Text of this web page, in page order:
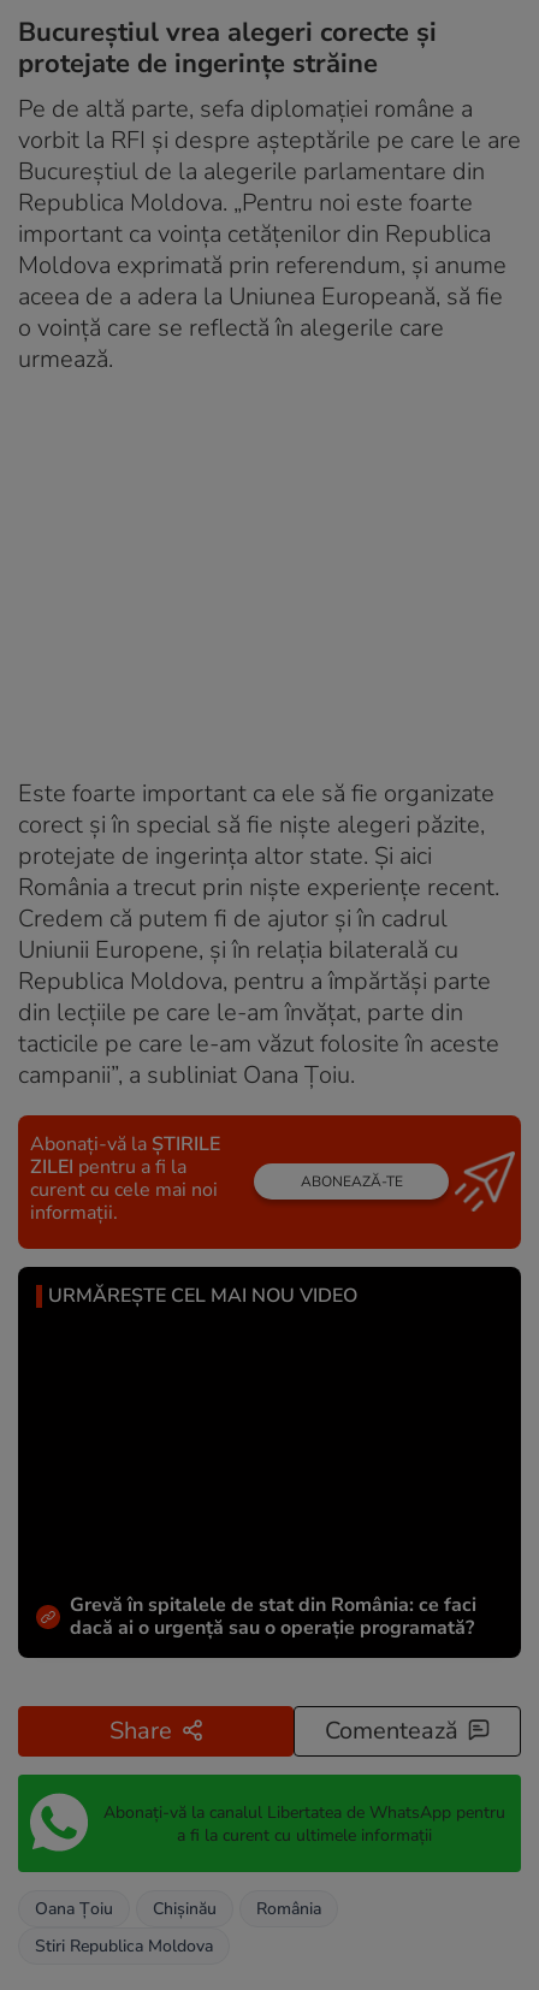
Bucureștiul vrea alegeri corecte și
protejate de ingerințe străine
Pe de altă parte, sefa diplomaţiei române a
vorbit la RFI şi despre aşteptările pe care le are
Bucureștiul de la alegerile parlamentare din
Republica Moldova. „Pentru noi este foarte
important ca voinţa cetăţenilor din Republica
Moldova exprimată prin referendum, şi anume
aceea de a adera la Uniunea Europeană, să fie
o voinţă care se reflectă în alegerile care
urmează.
Este foarte important ca ele să fie organizate
corect şi în special să fie nişte alegeri păzite,
protejate de ingerinţa altor state. Şi aici
România a trecut prin nişte experienţe recent.
Credem că putem fi de ajutor şi în cadrul
Uniunii Europene, şi în relaţia bilaterală cu
Republica Moldova, pentru a împărtăşi parte
din lecţiile pe care le-am învăţat, parte din
tacticile pe care le-am văzut folosite în aceste
campanii”, a subliniat Oana Țoiu.
Abonați-vă la ȘTIRILE
ZILEI pentru a fi la
curent cu cele mai noi
informații.
ABONEAZĂ-TE
URMĂREȘTE CEL MAI NOU VIDEO
Grevă în spitalele de stat din România: ce faci
dacă ai o urgență sau o operație programată?
Share Comentează
Abonați-vă la canalul Libertatea de WhatsApp pentru
a fi la curent cu ultimele informații
Oana Țoiu Chișinău
România
Stiri Republica Moldova